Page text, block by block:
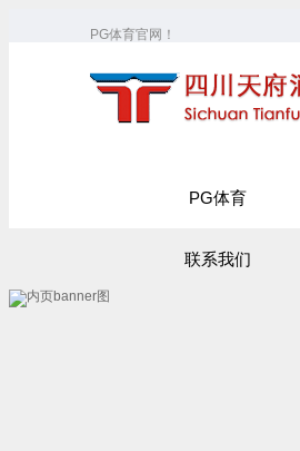
PG体育官网！
PG体育
联系我们